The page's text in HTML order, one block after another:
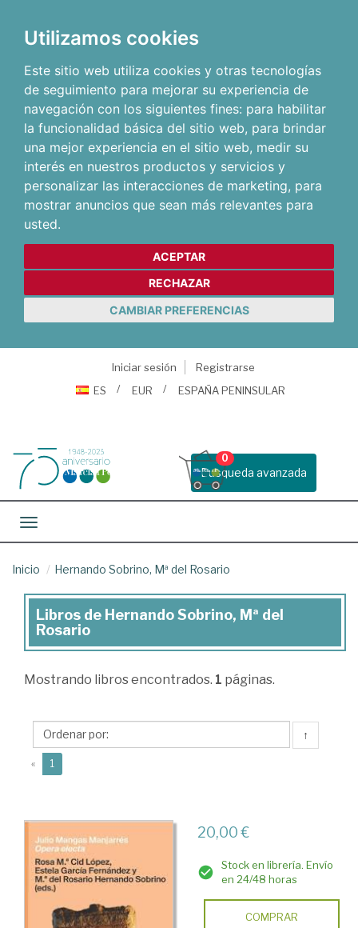
Utilizamos cookies
Este sitio web utiliza cookies y otras tecnologías
de seguimiento para mejorar su experiencia de
navegación con los siguientes fines: para habilitar
la funcionalidad básica del sitio web, para brindar
una mejor experiencia en el sitio web, medir su
interés en nuestros productos y servicios y
personalizar las interacciones de marketing, para
mostrar anuncios que sean más relevantes para
usted.
ACEPTAR
RECHAZAR
CAMBIAR PREFERENCIAS
Iniciar sesión
Registrarse
ES
EUR ESPAÑA PENINSULAR
Busqueda avanzada
0
Toggle navigation
Inicio Hernando Sobrino, Mª del Rosario
Libros
de
Hernando
Mª
del
Rosario
Libros de Hernando Sobrino, Mª del
Rosario
Mostrando libros encontrados. 1 páginas.
↑
« 1
20,00 €
Stock en librería. Envío
en 24/48 horas
COMPRAR